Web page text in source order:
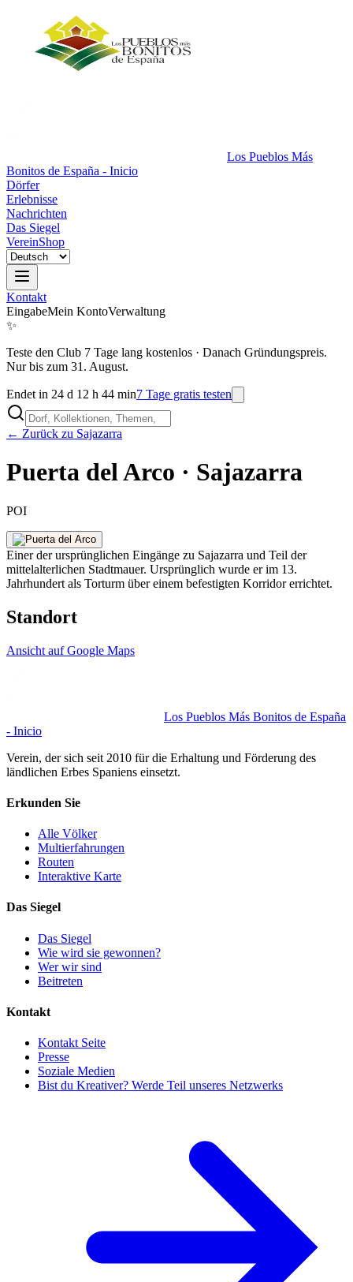
Los Pueblos Más
Bonitos de España - Inicio
Dörfer
Erlebnisse
Nachrichten
Das Siegel
VereinShop
Kontakt
EingabeMein KontoVerwaltung
✨
Teste den Club 7 Tage lang kostenlos · Danach Gründungspreis.
Nur bis zum 31. August.
Endet in 24 d 12 h 44 min7 Tage gratis testen
← Zurück zu Sajazarra
Puerta del Arco · Sajazarra
POI
Einer der ursprünglichen Eingänge zu Sajazarra und Teil der
mittelalterlichen Stadtmauer. Ursprünglich wurde er im 13.
Jahrhundert als Torturm über einem befestigten Korridor errichtet.
Standort
Ansicht auf Google Maps
Los Pueblos Más Bonitos de España
- Inicio
Verein, der sich seit 2010 für die Erhaltung und Förderung des
ländlichen Erbes Spaniens einsetzt.
Erkunden Sie
Alle Völker
Multierfahrungen
Routen
Interaktive Karte
Das Siegel
Das Siegel
Wie wird sie gewonnen?
Wer wir sind
Beitreten
Kontakt
Kontakt Seite
Presse
Soziale Medien
Bist du Kreativer? Werde Teil unseres Netzwerks